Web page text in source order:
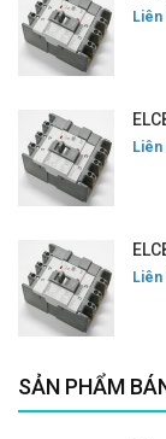
Liên
Liên
Liên
SẢN PHẨM